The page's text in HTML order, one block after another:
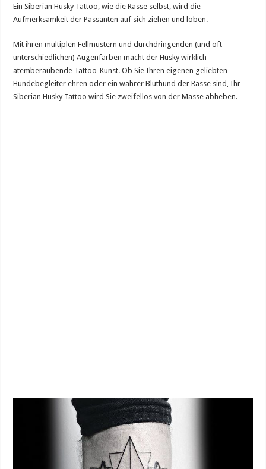
Ein Siberian Husky Tattoo, wie die Rasse selbst, wird die
Aufmerksamkeit der Passanten auf sich ziehen und loben.
Mit ihren multiplen Fellmustern und durchdringenden (und oft
unterschiedlichen) Augenfarben macht der Husky wirklich
atemberaubende Tattoo-Kunst. Ob Sie Ihren eigenen geliebten
Hundebegleiter ehren oder ein wahrer Bluthund der Rasse sind, Ihr
Siberian Husky Tattoo wird Sie zweifellos von der Masse abheben.